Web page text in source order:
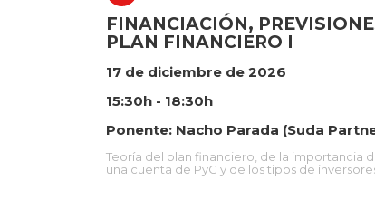
FINANCIACIÓN,
PLAN FINANCIERO I
17 de diciembre de 2026
15:30h - 18:30h
Ponente: Nacho Parada (Suda
Teoría del plan financiero, de la importancia
una cuenta de PyG y de los tipos de